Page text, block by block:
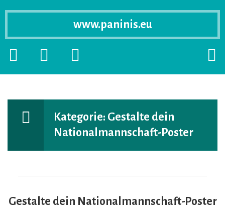
www.paninis.eu
Startseite
PRIMÄRE
ERWEITERN
SEKUNDÄRE
ERWEITERN
Kategorie: Gestalte dein
Nationalmannschaft-Poster
Gestalte dein Nationalmannschaft-Poster